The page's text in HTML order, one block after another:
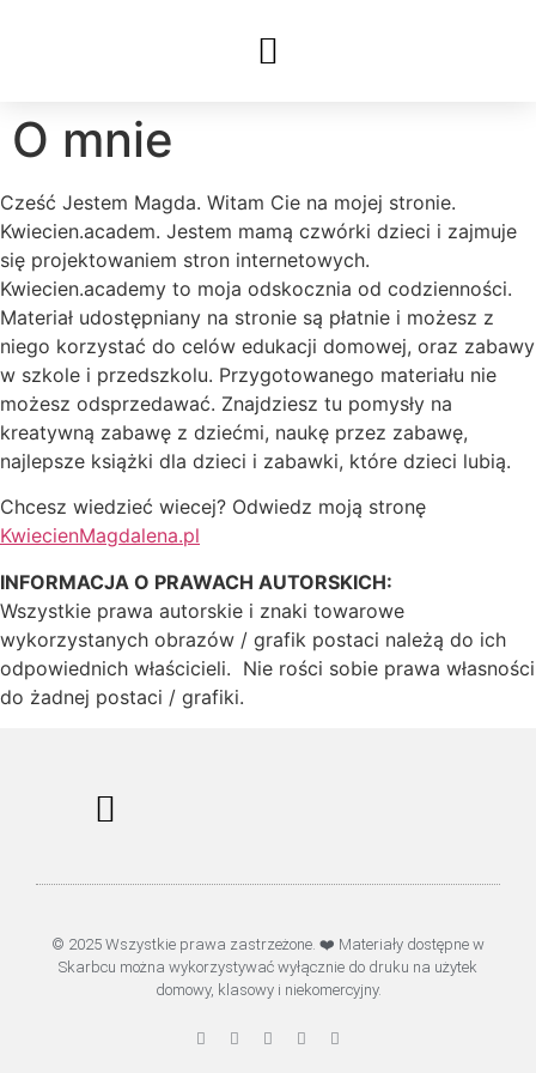
O mnie
Cześć Jestem Magda. Witam Cie na mojej stronie.
Kwiecien.academ. Jestem mamą czwórki dzieci i zajmuje
się projektowaniem stron internetowych.
Kwiecien.academy to moja odskocznia od codzienności.
Materiał udostępniany na stronie są płatnie i możesz z
niego korzystać do celów edukacji domowej, oraz zabawy
w szkole i przedszkolu. Przygotowanego materiału nie
możesz odsprzedawać. Znajdziesz tu pomysły na
kreatywną zabawę z dziećmi, naukę przez zabawę,
najlepsze książki dla dzieci i zabawki, które dzieci lubią.
Chcesz wiedzieć wiecej? Odwiedz moją stronę
KwiecienMagdalena.pl
INFORMACJA O PRAWACH AUTORSKICH:
Wszystkie prawa autorskie i znaki towarowe
wykorzystanych obrazów / grafik postaci należą do ich
odpowiednich właścicieli. Nie rości sobie prawa własności
do żadnej postaci / grafiki.
© 2025 Wszystkie prawa zastrzeżone. ❤️ Materiały dostępne w
Skarbcu można wykorzystywać wyłącznie do druku na użytek
domowy, klasowy i niekomercyjny.